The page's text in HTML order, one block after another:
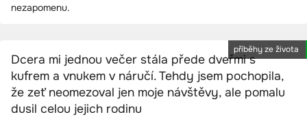
nezapomenu.
příběhy ze života
Dcera mi jednou večer stála přede dveřmi s
kufrem a vnukem v náručí. Tehdy jsem pochopila,
že zeť neomezoval jen moje návštěvy, ale pomalu
dusil celou jejich rodinu